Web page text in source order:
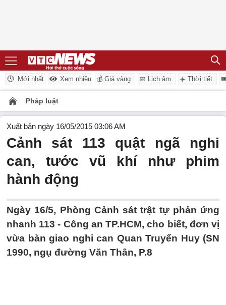
Mới nhất Xem nhiều 💰 Giá vàng 📅 Lịch âm ☀️ Thời tiết
Pháp luật
Xuất bản ngày 16/05/2015 03:06 AM
Cảnh sát 113 quật ngã nghi
can, tước vũ khí như phim
hành động
Ngày 16/5, Phòng Cảnh sát trật tự phản ứng
nhanh 113 - Công an TP.HCM, cho biết, đơn vị
vừa bàn giao nghi can Quan Truyển Huy (SN
1990, ngụ đường Văn Thân, P.8